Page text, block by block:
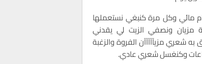
مائي وكل مرة كنبغي نستعملها
مزيان ونصفي الزيت لي يقدني
شعري مزيآآآآآن الفروة والزغبة